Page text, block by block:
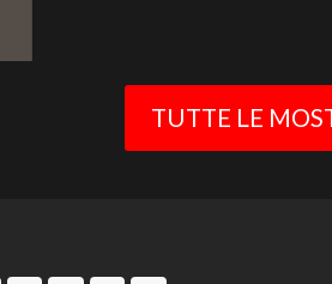
TUTTE LE